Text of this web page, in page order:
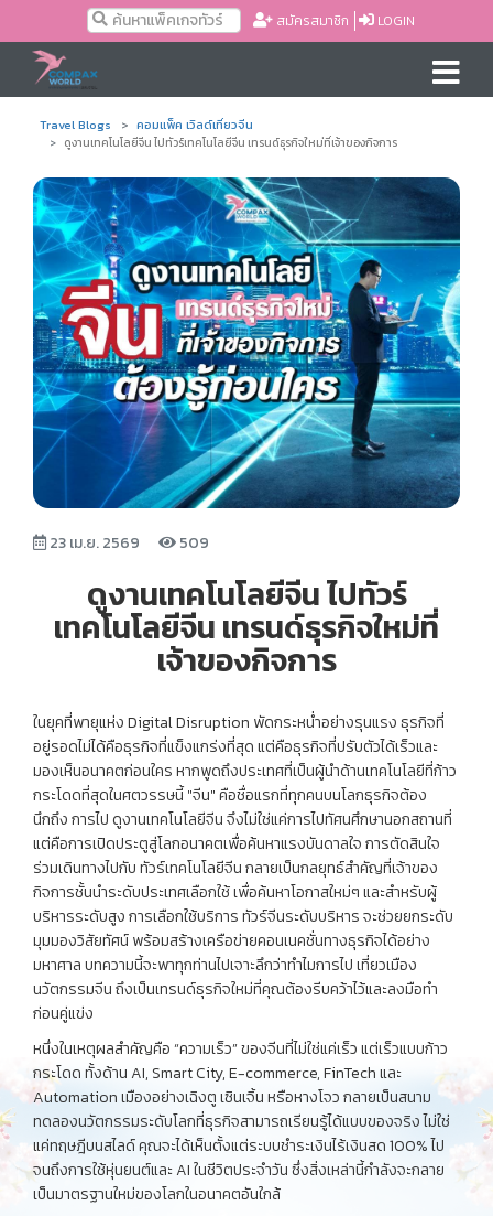
สมัครสมาชิก LOGIN
Travel Blogs คอมแพ็ค เวิลด์เที่ยวจีน
ดูงานเทคโนโลยีจีน ไปทัวร์เทคโนโลยีจีน เทรนด์ธุรกิจใหม่ที่เจ้าของกิจการ
23 เม.ย. 2569 509
ดูงานเทคโนโลยีจีน ไปทัวร์
เทคโนโลยีจีน เทรนด์ธุรกิจใหม่ที่
เจ้าของกิจการ
ในยุคที่พายุแห่ง Digital Disruption พัดกระหน่ำอย่างรุนแรง ธุรกิจที่
อยู่รอดไม่ได้คือธุรกิจที่แข็งแกร่งที่สุด แต่คือธุรกิจที่ปรับตัวได้เร็วและ
มองเห็นอนาคตก่อนใคร หากพูดถึงประเทศที่เป็นผู้นำด้านเทคโนโลยีที่ก้าว
กระโดดที่สุดในศตวรรษนี้ "จีน" คือชื่อแรกที่ทุกคนบนโลกธุรกิจต้อง
นึกถึง การไป ดูงานเทคโนโลยีจีน จึงไม่ใช่แค่การไปทัศนศึกษานอกสถานที่
แต่คือการเปิดประตูสู่โลกอนาคตเพื่อค้นหาแรงบันดาลใจ การตัดสินใจ
ร่วมเดินทางไปกับ ทัวร์เทคโนโลยีจีน กลายเป็นกลยุทธ์สำคัญที่เจ้าของ
กิจการชั้นนำระดับประเทศเลือกใช้ เพื่อค้นหาโอกาสใหม่ๆ และสำหรับผู้
บริหารระดับสูง การเลือกใช้บริการ ทัวร์จีนระดับบริหาร จะช่วยยกระดับ
มุมมองวิสัยทัศน์ พร้อมสร้างเครือข่ายคอนเนคชั่นทางธุรกิจได้อย่าง
มหาศาล บทความนี้จะพาทุกท่านไปเจาะลึกว่าทำไมการไป เที่ยวเมือง
นวัตกรรมจีน ถึงเป็นเทรนด์ธุรกิจใหม่ที่คุณต้องรีบคว้าไว้และลงมือทำ
ก่อนคู่แข่ง
หนึ่งในเหตุผลสำคัญคือ “ความเร็ว” ของจีนที่ไม่ใช่แค่เร็ว แต่เร็วแบบก้าว
กระโดด ทั้งด้าน AI, Smart City, E-commerce, FinTech และ
Automation เมืองอย่างเฉิงตู เซินเจิ้น หรือหางโจว กลายเป็นสนาม
ทดลองนวัตกรรมระดับโลกที่ธุรกิจสามารถเรียนรู้ได้แบบของจริง ไม่ใช่
แค่ทฤษฎีบนสไลด์ คุณจะได้เห็นตั้งแต่ระบบชำระเงินไร้เงินสด 100% ไป
จนถึงการใช้หุ่นยนต์และ AI ในชีวิตประจำวัน ซึ่งสิ่งเหล่านี้กำลังจะกลาย
เป็นมาตรฐานใหม่ของโลกในอนาคตอันใกล้